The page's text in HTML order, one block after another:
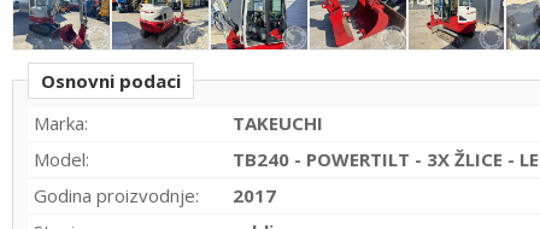
Osnovni podaci
Marka:
TAKEUCHI
Model:
TB240 - POWERTILT - 3X ŽLICE -
Godina proizvodnje:
2017